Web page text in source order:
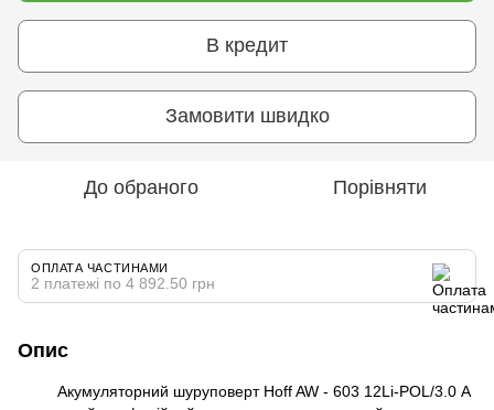
В кредит
Замовити швидко
До обраного Порівняти
ОПЛАТА ЧАСТИНАМИ
2 платежі по 4 892.50 грн
Опис
Акумуляторний шуруповерт Hoff AW - 603 12Li-POL/3.0 А